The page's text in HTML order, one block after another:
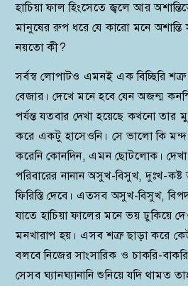
হাচিয়া ফাল হিংসেতে জ্বলে আর
মানুষের রুপ ধরে যে কারো মনে অশান্তি
নয়তো কী?
সর্বস্ব লোপাটও এমনই এক বিচ্ছিরি
বেজার। দেখে মনে হবে যেন অজন্ম
পর্যন্ত যতবার দেখা হয়েছে কখনো তার
করে একটু হাসেওনি। সে ভালো কি
করেনি কোনদিন, এমন ছোটলোক।
পরিবারের নানান অসুখ-বিসুখ, দুঃখ-
ফিরিস্তি দেবে। এতসব অসুখ-বিসুখ,
যাতে হাচিয়া ফালের মনে ভয় ঢুকিয়ে
মনখারাপ হয়। এসব শত্রু ছাড়া করে
বলবে নিজের সাংসারিক ও চাকরি-
সেসব ঘ্যানঘ্যানানি শুনিয়ে যদি থামত